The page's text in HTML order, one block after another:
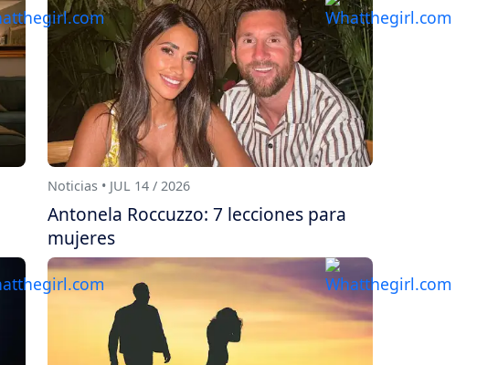
Noticias • JUL 14 / 2026
Antonela Roccuzzo: 7 lecciones para
mujeres